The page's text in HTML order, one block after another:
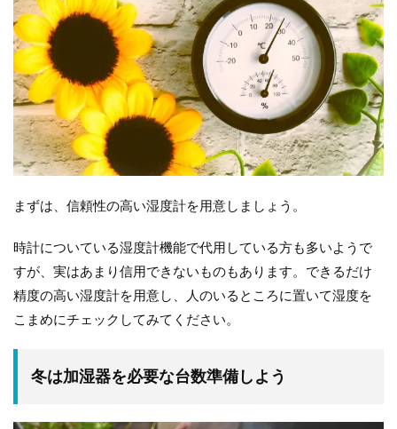
まずは、信頼性の高い湿度計を用意しましょう。
時計についている湿度計機能で代用している方も多いようで
すが、実はあまり信用できないものもあります。できるだけ
精度の高い湿度計を用意し、人のいるところに置いて湿度を
こまめにチェックしてみてください。
冬は加湿器を必要な台数準備しよう